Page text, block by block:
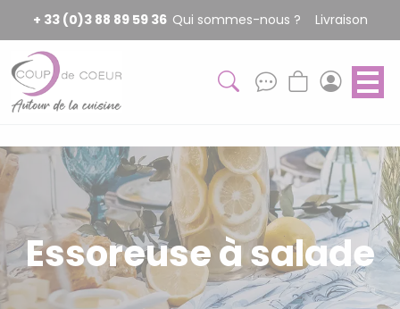
+ 33 (0)3 88 89 59 36 Qui sommes-nous ? Livraison
Essoreuse à salade
Panneau de gestion des cookies